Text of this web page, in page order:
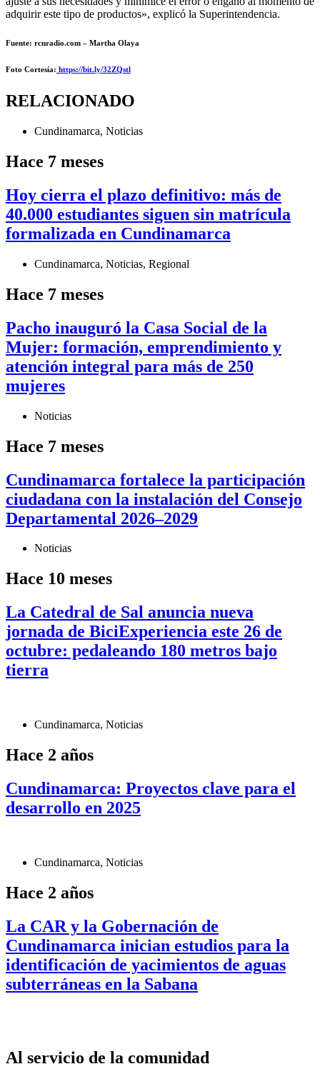
adquirir este tipo de productos», explicó la Superintendencia.
Fuente: rcnradio.com – Martha Olaya
Foto Cortesía: https://bit.ly/32ZQstl
RELACIONADO
Cundinamarca, Noticias
Hace 7 meses
Hoy cierra el plazo definitivo: más de
40.000 estudiantes siguen sin matrícula
formalizada en Cundinamarca
Cundinamarca, Noticias, Regional
Hace 7 meses
Pacho inauguró la Casa Social de la
Mujer: formación, emprendimiento y
atención integral para más de 250
mujeres
Noticias
Hace 7 meses
Cundinamarca fortalece la participación
ciudadana con la instalación del Consejo
Departamental 2026–2029
Noticias
Hace 10 meses
La Catedral de Sal anuncia nueva
jornada de BiciExperiencia este 26 de
octubre: pedaleando 180 metros bajo
tierra
Cundinamarca, Noticias
Hace 2 años
Cundinamarca: Proyectos clave para el
desarrollo en 2025
Cundinamarca, Noticias
Hace 2 años
La CAR y la Gobernación de
Cundinamarca inician estudios para la
identificación de yacimientos de aguas
subterráneas en la Sabana
Al servicio de la comunidad